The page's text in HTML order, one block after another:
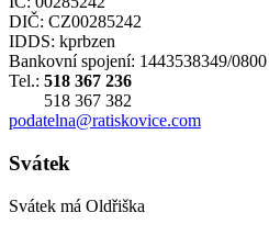
DIČ: CZ00285242
IDDS: kprbzen
Bankovní spojení: 1443538349/0800
Tel.: 518 367 236
518 367 382
podatelna@ratiskovice.com
Svátek
Svátek má Oldřiška